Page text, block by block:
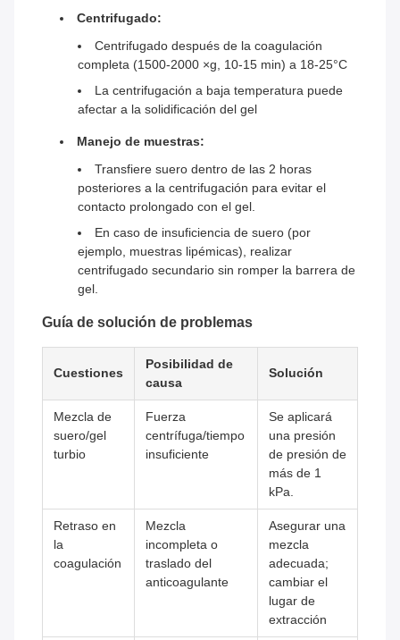
Centrifugado:
Centrifugado después de la coagulación
completa (1500-2000 ×g, 10-15 min) a 18-25°C
La centrifugación a baja temperatura puede
afectar a la solidificación del gel
Manejo de muestras:
Transfiere suero dentro de las 2 horas
posteriores a la centrifugación para evitar el
contacto prolongado con el gel.
En caso de insuficiencia de suero (por
ejemplo, muestras lipémicas), realizar
centrifugado secundario sin romper la barrera de
gel.
Guía de solución de problemas
Cuestiones
Posibilidad de
causa
Solución
Mezcla de
suero/gel
turbio
Fuerza
centrífuga/tiempo
insuficiente
Se aplicará
una presión
de presión de
más de 1
kPa.
Retraso en
la
coagulación
Mezcla
incompleta o
traslado del
anticoagulante
Asegurar una
mezcla
adecuada;
cambiar el
lugar de
extracción